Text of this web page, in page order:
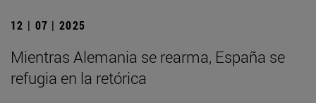
12 | 07 | 2025
Mientras Alemania se rearma, España se
refugia en la retórica